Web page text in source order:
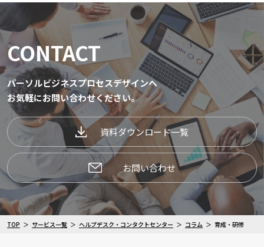
CONTACT
パーソルビジネスプロセスデザインへ
お気軽にお問い合わせください。
資料ダウンロード一覧
お問い合わせ
TOP サービス一覧 ヘルプデスク・コンタクトセンター コラム 育成・研修